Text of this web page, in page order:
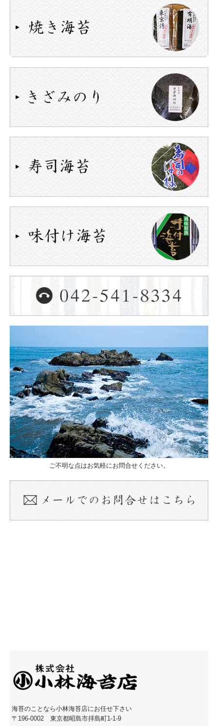
ご不明な点はお気軽にお問合せください。
海苔のことなら小林海苔店にお任せ下さい
〒196-0002 東京都昭島市拝島町1-1-9